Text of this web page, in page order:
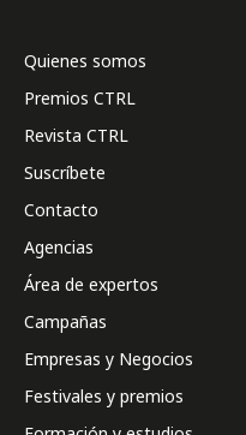
Quienes somos
Premios CTRL
Revista CTRL
Suscríbete
Contacto
Agencias
Área de expertos
Campañas
Empresas y Negocios
Festivales y premios